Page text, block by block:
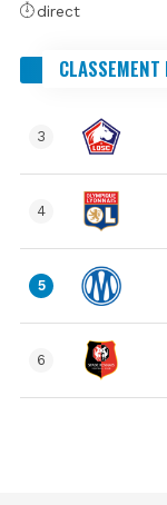
direct
CLASSEMENT
3
4
5
6